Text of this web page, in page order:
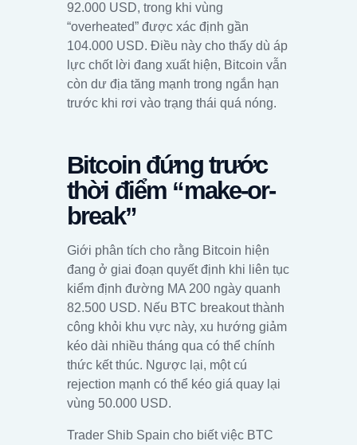
92.000 USD, trong khi vùng
“overheated” được xác định gần
104.000 USD. Điều này cho thấy dù áp
lực chốt lời đang xuất hiện, Bitcoin vẫn
còn dư địa tăng mạnh trong ngắn hạn
trước khi rơi vào trạng thái quá nóng.
Bitcoin đứng trước
thời điểm “make-or-
break”
Giới phân tích cho rằng Bitcoin hiện
đang ở giai đoạn quyết định khi liên tục
kiểm định đường MA 200 ngày quanh
82.500 USD. Nếu BTC breakout thành
công khỏi khu vực này, xu hướng giảm
kéo dài nhiều tháng qua có thể chính
thức kết thúc. Ngược lại, một cú
rejection mạnh có thể kéo giá quay lại
vùng 50.000 USD.
Trader Shib Spain cho biết việc BTC